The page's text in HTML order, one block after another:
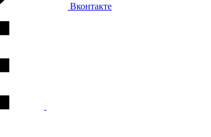
Вконтакте